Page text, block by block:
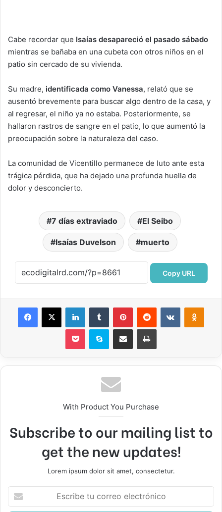
Cabe recordar que Isaías desapareció el pasado sábado
mientras se bañaba en una cubeta con otros niños en el
patio sin cercado de su vivienda.
Su madre, identificada como Vanessa, relató que se
ausentó brevemente para buscar algo dentro de la casa, y
al regresar, el niño ya no estaba. Posteriormente, se
hallaron rastros de sangre en el patio, lo que aumentó la
preocupación sobre la naturaleza del caso.
La comunidad de Vicentillo permanece de luto ante esta
trágica pérdida, que ha dejado una profunda huella de
dolor y desconcierto.
7 días extraviado El Seibo
Isaías Duvelson muerto
Copy URL
Facebook
X LinkedInTumblr PinterestReddit VKontakte
Pocket Skype Compartir por correo electrónicoImprimir
With Product You Purchase
Subscribe to our mailing list to
get the new updates!
Lorem ipsum dolor sit amet, consectetur.